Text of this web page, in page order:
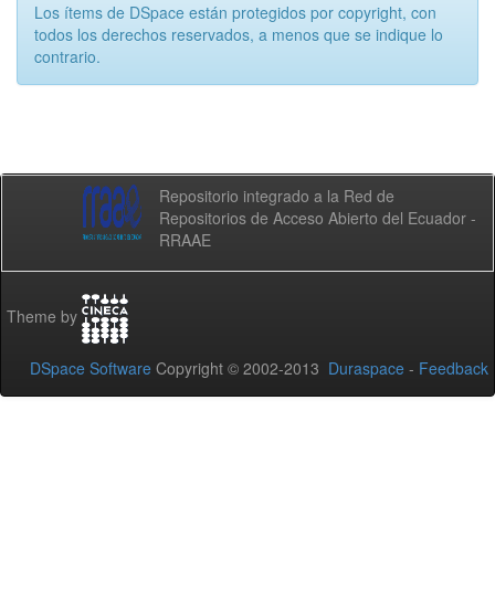
Los ítems de DSpace están protegidos por copyright, con
todos los derechos reservados, a menos que se indique lo
contrario.
Repositorio integrado a la Red de
Repositorios de Acceso Abierto del Ecuador -
RRAAE
Theme by
DSpace Software Copyright © 2002-2013 Duraspace - Feedback